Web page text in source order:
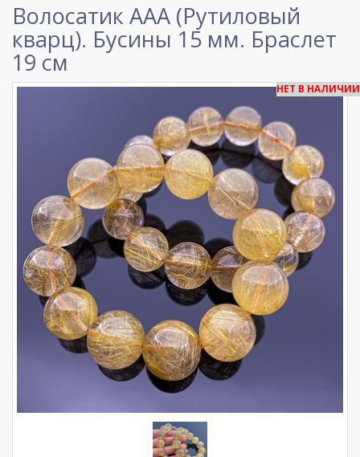
Волосатик ААА (Рутиловый
кварц). Бусины 15 мм. Браслет
19 см
НЕТ В НАЛИЧИИ